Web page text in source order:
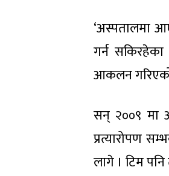
‘अस्पतालमा
गर्न सकिरहेका
आकलन
सन् २००९ मा
प्रत्यारोपण
लागे । टिम